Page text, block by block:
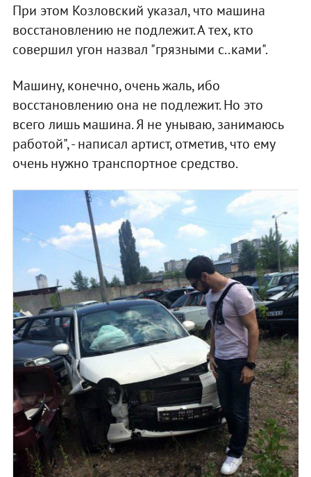
При этом Козловский указал, что машина
восстановлению не подлежит. А тех, кто
совершил угон назвал "грязными с..ками".
Машину, конечно, очень жаль, ибо
восстановлению она не подлежит. Но это
всего лишь машина. Я не унываю, занимаюсь
работой", - написал артист, отметив, что ему
очень нужно транспортное средство.